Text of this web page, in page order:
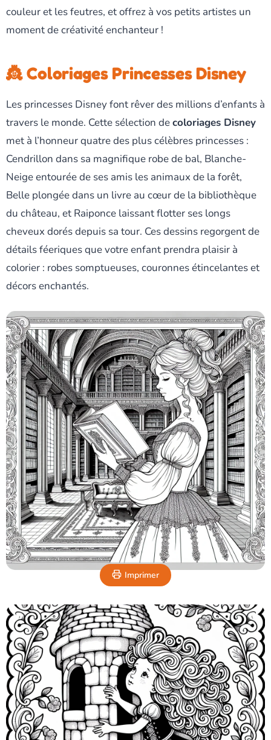
couleur et les feutres, et offrez à vos petits artistes un
moment de créativité enchanteur !
👸 Coloriages Princesses Disney
Les princesses Disney font rêver des millions d’enfants à
travers le monde. Cette sélection decoloriages Disney
met à l’honneur quatre des plus célèbres princesses :
Cendrillon dans sa magnifique robe de bal, Blanche-
Neige entourée de ses amis les animaux de la forêt,
Belle plongée dans un livre au cœur de la bibliothèque
du château, et Raiponce laissant flotter ses longs
cheveux dorés depuis sa tour. Ces dessins regorgent de
détails féeriques que votre enfant prendra plaisir à
colorier : robes somptueuses, couronnes étincelantes et
décors enchantés.
Imprimer